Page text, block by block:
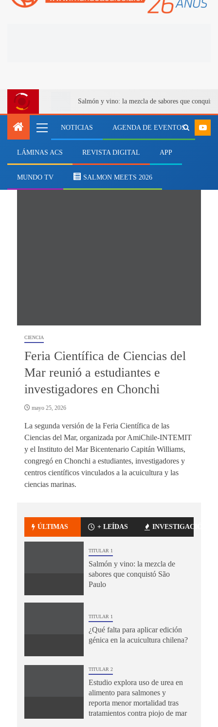
Salmón y vino: la mezcla de sabores que
NOTICIAS AGENDA DE EVENTOS
LÁMINAS ACS REVISTA DIGITAL APP
MUNDO TV SALMON MEETS 2026
Instituto Idemar
CIENCIA
Feria Científica de Ciencias del
Mar reunió a estudiantes e
investigadores en Chonchi
mayo 25, 2026
La segunda versión de la Feria Científica de las
Ciencias del Mar, organizada por AmiChile-INTEMIT
y el Instituto del Mar Bicentenario Capitán Williams,
congregó en Chonchi a estudiantes, investigadores y
centros científicos vinculados a la acuicultura y las
ciencias marinas.
ÚLTIMAS + LEÍDAS INVESTIGACIÓN
TITULAR 1
Salmón y vino: la mezcla de
sabores que conquistó São
Paulo
TITULAR 1
¿Qué falta para aplicar edición
génica en la acuicultura chilena?
TITULAR 2
Estudio explora uso de urea en
alimento para salmones y
reporta menor mortalidad tras
tratamientos contra piojo de mar